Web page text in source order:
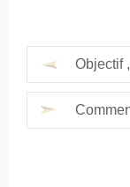
Objectif